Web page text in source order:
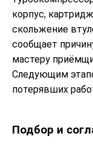
корпус,
скольжение
сообщает
мастеру
Следующим
потерявших
Подбор и